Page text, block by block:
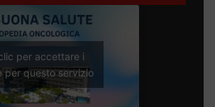
per accettare i
per questo servizio